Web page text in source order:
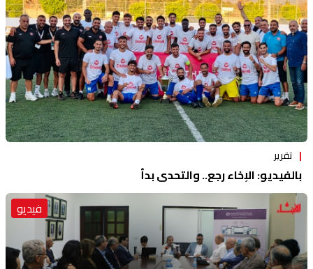
تقرير
بالفيديو: الإخاء رجع.. والتحدي بدأ
فيديو